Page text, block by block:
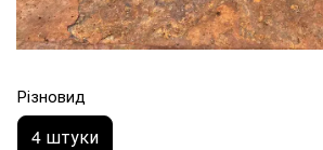
Різновид
4 штуки